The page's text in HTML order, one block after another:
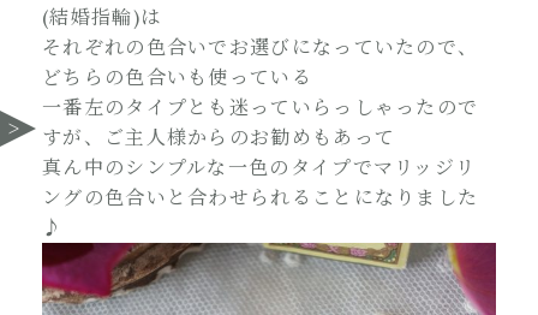
(結婚指輪)は
それぞれの色合いでお選びになっていたので、
どちらの色合いも使っている
一番左のタイプとも迷っていらっしゃったので
すが、ご主人様からのお勧めもあって
真ん中のシンプルな一色のタイプでマリッジリ
ングの色合いと合わせられることになりました
♪